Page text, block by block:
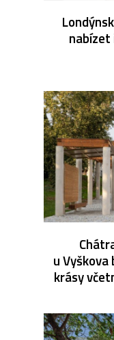
u Vyškova
krásy